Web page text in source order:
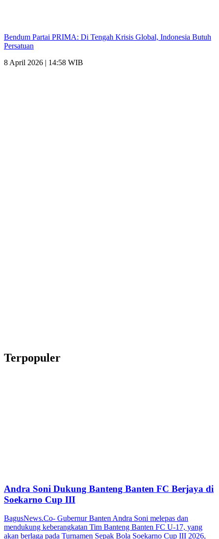
Bendum Partai PRIMA: Di Tengah Krisis Global, Indonesia Butuh
Persatuan
8 April 2026 | 14:58 WIB
Terpopuler
Andra Soni Dukung Banteng Banten FC Berjaya di
Soekarno Cup III
BagusNews.Co- Gubernur Banten Andra Soni melepas dan
mendukung keberangkatan Tim Banteng Banten FC U-17, yang
akan berlaga pada Turnamen Sepak Bola Soekarno Cup III 2026,